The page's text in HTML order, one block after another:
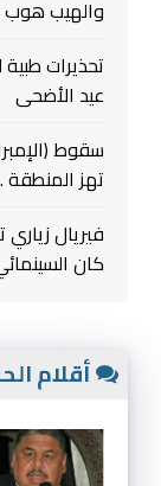
والهيب هوب
تحذيرات
عيد الأضحى
تهز المنطقة
فيريال
كان
أقلام